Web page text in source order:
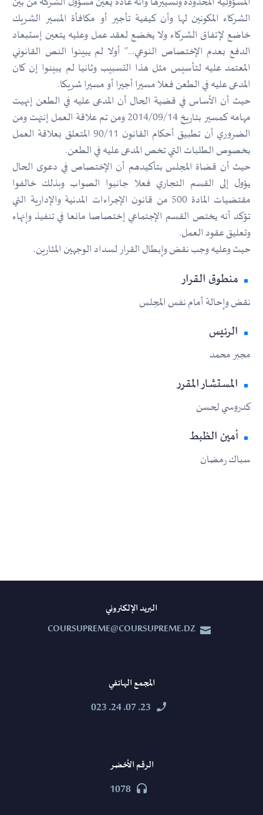
الشركاء المكونين لها وأن كيفية تأجير أو مكافأة المسير الشريك
خاضع لإتفاق الشركاء ولا يخضع لعقد عمل وعليه يتعين إستبعاد
الدفع بعدم الإختصاص النوعي…” أولا لم يبينوا النص القانوني
المعتمد عليه لتأسيس مثل هذا التسبيب وثانيا لم يبينوا إن كان
المدعى عليه في الطعن فعلا مسيرا أجيرا أو مسيرا شريكا.
حيث أن الأساس في قضية الحال أن المدعى عليه في الطعن إنهيت
مهامه كمسير بتاريخ 2014/09/14 ومن تم علاقة العمل إنتهت ومن
الضروري أن تطبيق أحكام القانون 90/11 المتعلق بعلاقة العمل
بخصوص الطلبات التي تخص المدعى عليه في الطعن.
حيث أن قضاة المجلس بتأكيدهم أن الإختصاص في دعوى الحال
يؤول إلى القسم التجاري فعلا جانبوا الصواب وبذلك خالفوا
مقتضيات المادة 500 من قانون الإجراءات المدنية والإدارية التي
تؤكد أنه يختص القسم الإجتماعي إختصاصا مانعا في تنفيذ وإنهاء
وتعليق عقود العمل.
حيث وعليه وجب نقض وإبطال القرار لسداد الوجهين المثارين.
منطوق القرار
نقض وإحالة أمام نفس المجلس
الرئيس
مجبر محمد
المستشار المقرر
كدروسي لحسن
أمين الظبط
سباك رمضان
البريد الإلكتروني


COURSUPREME@COURSUPREME.DZ
المجمع الهاتفي


23. 07. 24. 023
الرقم الأخضر


1078